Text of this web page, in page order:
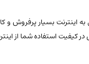
اینترنت بسیار پرفروش
استفاده شما از